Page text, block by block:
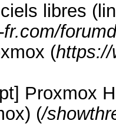
libres
(https://
Proxmox
(/